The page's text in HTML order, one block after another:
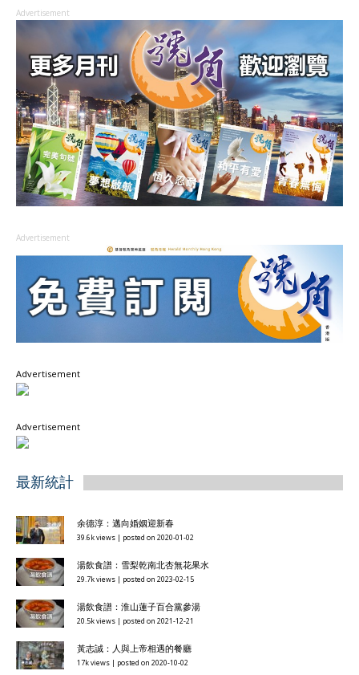
Advertisement
Advertisement
Advertisement
Advertisement
最新統計
余德淳：邁向婚姻迎新春
39.6k views | posted on 2020-01-02
湯飲食譜：雪梨乾南北杏無花果水
29.7k views | posted on 2023-02-15
湯飲食譜：淮山蓮子百合黨參湯
20.5k views | posted on 2021-12-21
黃志誠：人與上帝相遇的餐廳
17k views | posted on 2020-10-02